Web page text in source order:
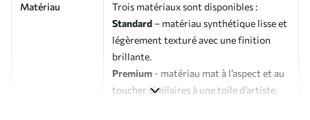
Matériau
Trois matériaux sont disponibles :
Standard – matériau synthétique lisse et
légèrement texturé avec une finition
brillante.
Premium - matériau mat à l’aspect et au
toucher similaires à une toile d’artiste.